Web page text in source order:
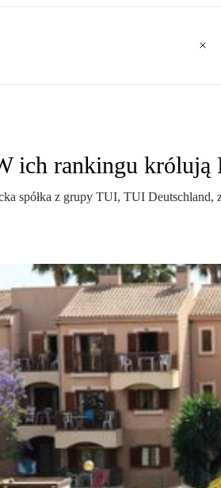
ich rankingu
spółka z grupy TUI, TUI